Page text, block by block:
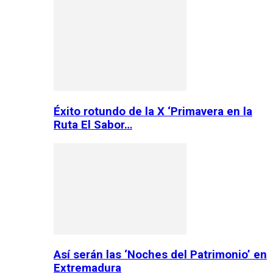
Éxito rotundo de la X ‘Primavera en la
Ruta El Sabor…
Así serán las ‘Noches del Patrimonio’ en
Extremadura